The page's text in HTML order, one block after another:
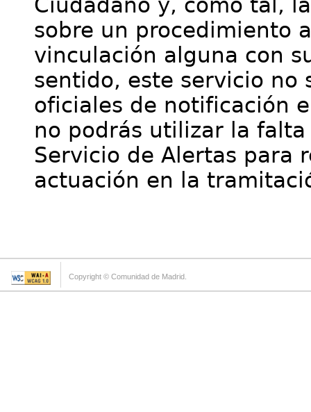
sobre un procedimiento
vinculación alguna con
sentido, este servicio no
oficiales de notificación
no podrás utilizar la
Servicio de Alertas para
actuación en la
Copyright © Comunidad de Madrid.